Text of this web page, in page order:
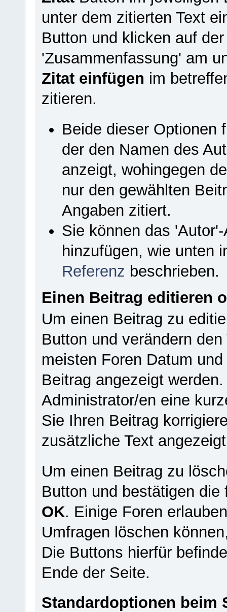
unter dem zitierten Text
Button und klicken auf
'Zusammenfassung' am
Zitat einfügen im
zitieren.
Beide dieser Optionen
der den Namen des
anzeigt, wohingegen
nur den gewählten
Angaben zitiert.
Sie können das
hinzufügen, wie unten
Referenz beschrieben.
Einen Beitrag editieren
Um einen Beitrag zu
Button und verändern
meisten Foren Datum
Beitrag angezeigt
Administrator/en eine
Sie Ihren Beitrag
zusätzliche Text
Um einen Beitrag zu
Button und bestätigen
OK. Einige Foren
Umfragen löschen
Die Buttons hierfür
Ende der Seite.
Standardoptionen beim